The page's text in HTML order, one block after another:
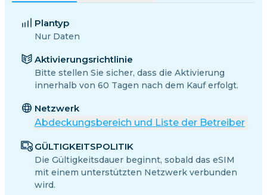
Plantyp
Nur Daten
Aktivierungsrichtlinie
Bitte stellen Sie sicher, dass die Aktivierung
innerhalb von 60 Tagen nach dem Kauf erfolgt.
Netzwerk
Abdeckungsbereich und Liste der Betreiber
GÜLTIGKEITSPOLITIK
Die Gültigkeitsdauer beginnt, sobald das eSIM
mit einem unterstützten Netzwerk verbunden
wird.